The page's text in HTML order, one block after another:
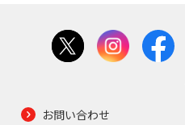
お問い合わせ